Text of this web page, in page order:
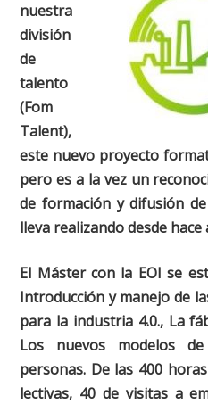
nuestra
división
de
talento
(Fom
Talent),
este nuevo proyecto
pero es a la vez un
de formación y difusión
lleva realizando desde
El Máster con la EOI se
Introducción y manejo de
para la industria 4.0., La
Los nuevos modelos
personas. De las 400
lectivas, 40 de visitas a